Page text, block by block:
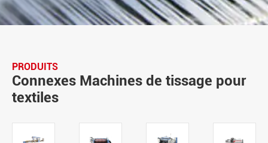
PRODUITS
Connexes Machines de tissage pour
textiles